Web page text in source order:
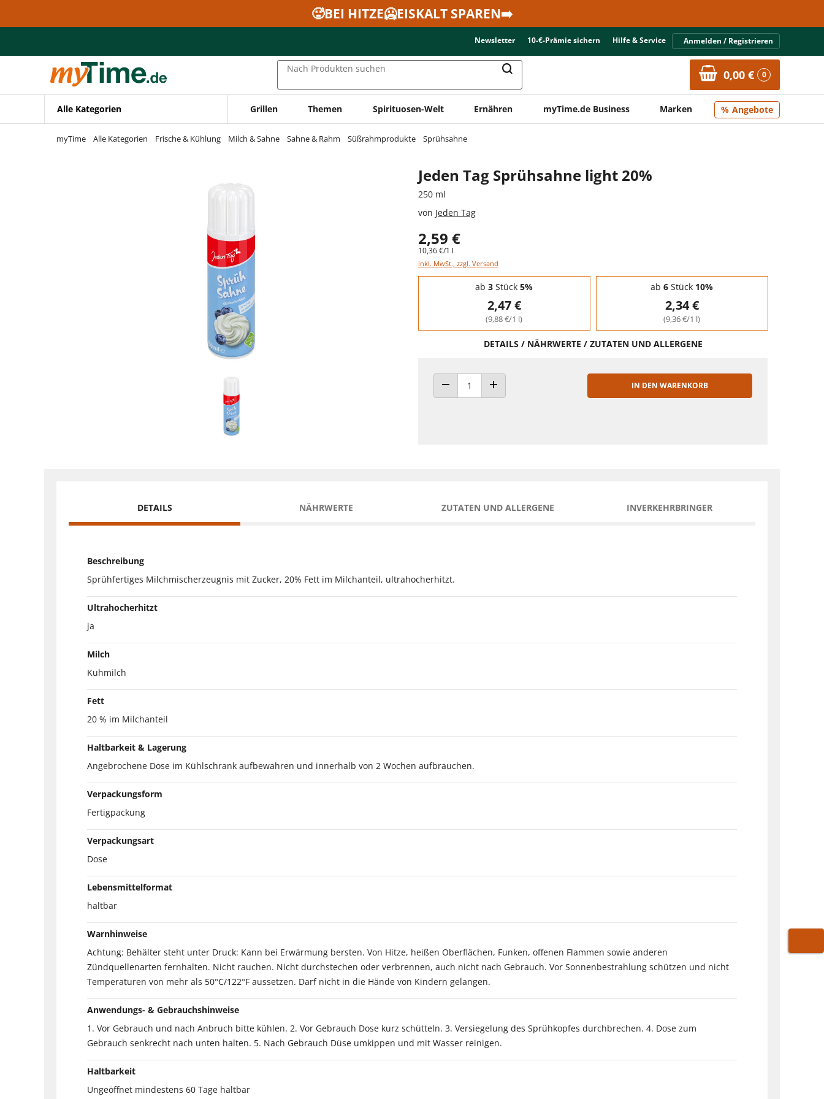
Zur Navigation springen
🥵BEI HITZE🥶EISKALT SPAREN➡️
Newsletter 10-€-Prämie sichern Hilfe & Service Anmelden / Registrieren
Nach Produkten suchen 0,00 € 0
Alle Kategorien Grillen Themen Spirituosen-Welt Ernähren myTime.de Business Marken Angebote
myTime Alle Kategorien Frische & Kühlung Milch & Sahne Sahne & Rahm Süßrahmprodukte Sprühsahne
Jeden Tag Sprühsahne light 20%
250 ml
von Jeden Tag
2,59 €
10,36 €/1 l
inkl. MwSt., zzgl. Versand
Staffelpreise - Mengenrabatt
ab 3 Stück 5%
2,47 €
(9,88 €/1 l)
ab 6 Stück 10%
2,34 €
(9,36 €/1 l)
DETAILS / NÄHRWERTE / ZUTATEN UND ALLERGENE
ANZAHL VERRINGERNANZAHL ERHÖHEN
IN DEN WARENKORB
DETAILS NÄHRWERTE ZUTATEN UND ALLERGENE INVERKEHRBRINGER
Beschreibung
Sprühfertiges Milchmischerzeugnis mit Zucker, 20% Fett im Milchanteil, ultrahocherhitzt.
Ultrahocherhitzt
ja
Milch
Kuhmilch
Fett
20 % im Milchanteil
Haltbarkeit & Lagerung
Angebrochene Dose im Kühlschrank aufbewahren und innerhalb von 2 Wochen aufbrauchen.
Verpackungsform
Fertigpackung
Verpackungsart
Dose
Lebensmittelformat
haltbar
Warnhinweise
Achtung: Behälter steht unter Druck: Kann bei Erwärmung bersten. Von Hitze, heißen Oberflächen, Funken, offenen Flammen sowie anderen
Zündquellenarten fernhalten. Nicht rauchen. Nicht durchstechen oder verbrennen, auch nicht nach Gebrauch. Vor Sonnenbestrahlung schützen und nicht
Temperaturen von mehr als 50°C/122°F aussetzen. Darf nicht in die Hände von Kindern gelangen.
Anwendungs- & Gebrauchshinweise
1. Vor Gebrauch und nach Anbruch bitte kühlen. 2. Vor Gebrauch Dose kurz schütteln. 3. Versiegelung des Sprühkopfes durchbrechen. 4. Dose zum
Gebrauch senkrecht nach unten halten. 5. Nach Gebrauch Düse umkippen und mit Wasser reinigen.
Haltbarkeit
Ungeöffnet mindestens 60 Tage haltbar